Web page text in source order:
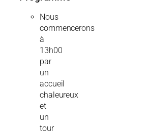
Nous
commencerons
à
13h00
par
un
accueil
chaleureux
et
un
tour